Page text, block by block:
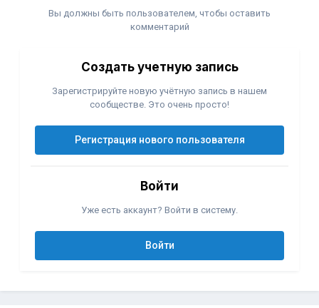
Вы должны быть пользователем, чтобы оставить
комментарий
Создать учетную запись
Зарегистрируйте новую учётную запись в нашем
сообществе. Это очень просто!
Регистрация нового пользователя
Войти
Уже есть аккаунт? Войти в систему.
Войти